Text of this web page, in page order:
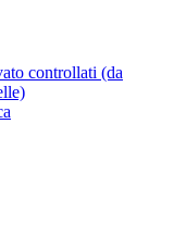
controllati (da